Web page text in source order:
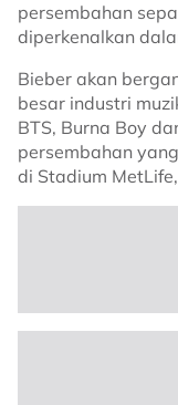
persembahan
diperkenalkan
Bieber akan
besar industri
BTS, Burna Boy
persembahan
di Stadium